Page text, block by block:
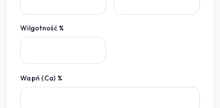
Wilgotność %
Wapń (Ca) %